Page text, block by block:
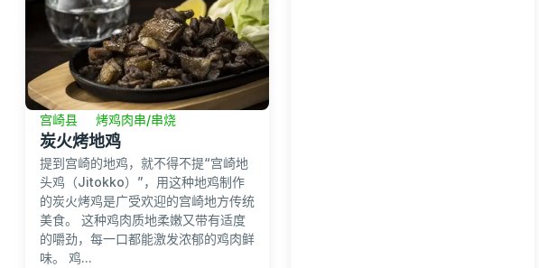
宫崎县 烤鸡肉串/串烧
炭火烤地鸡
提到宫崎的地鸡，就不得不提“宫崎地
头鸡（Jitokko）”，用这种地鸡制作
的炭火烤鸡是广受欢迎的宫崎地方传统
美食。 这种鸡肉质地柔嫩又带有适度
的嚼劲，每一口都能激发浓郁的鸡肉鲜
味。 鸡...